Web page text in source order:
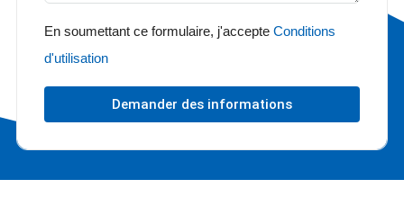
En soumettant ce formulaire, j'accepte Conditions
d'utilisation
Demander des informations